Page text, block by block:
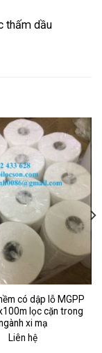
thấm dầu
có dập lỗ MGPP
lọc cặn trong
xi mạ
Liên hệ